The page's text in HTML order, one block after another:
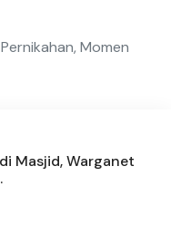
Momen
Masjid, Warganet